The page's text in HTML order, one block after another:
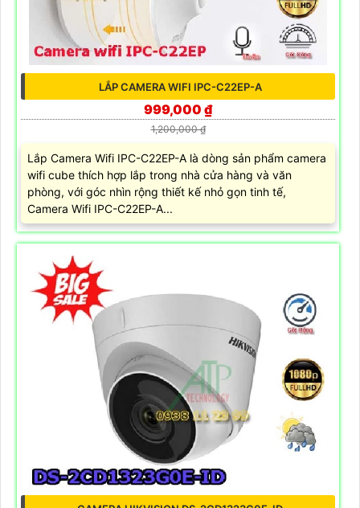
LẮP CAMERA WIFI IPC-C22EP-A
999,000 ₫
1,200,000 ₫
Lắp Camera Wifi IPC-C22EP-A là dòng sản phẩm camera
wifi cube thích hợp lắp trong nhà cửa hàng và văn
phòng, với góc nhìn rộng thiết kế nhỏ gọn tinh tế,
Camera Wifi IPC-C22EP-A...